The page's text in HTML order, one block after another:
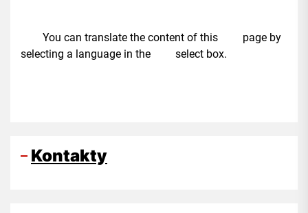
You can translate the content of this page by
selecting a language in the select box.
Kontakty